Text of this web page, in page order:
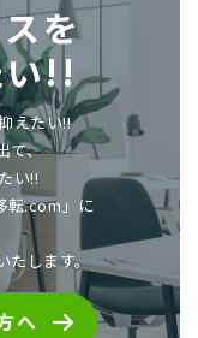
を
い!!
えたい!!
て、
い!!
転.com」に
たします。
へ